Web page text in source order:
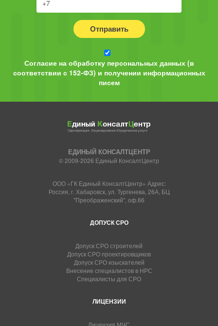
Отправить
Согласие на обработку персональных данных (в
соответствии с 152-ФЗ) и получении информационных
писем
ЕДИНЫЙ КОНСАЛТЦЕНТР
© 2009-2026 Единый КонсалтЦентр
ООО «ГК Единый КонсалтЦентр» Адрес:
Россия, г. Хабаровск, ул. Тургенева, 26А, БЦ
"Преображенский", оф.66
ДОПУСК СРО
Допуск СРО строителей
Допуск СРО проектировщиков
Допуск СРО изыскателей
Внесение специалистов в НРС
Специалисты для СРО
ЛИЦЕНЗИИ
Лицензия МЧС